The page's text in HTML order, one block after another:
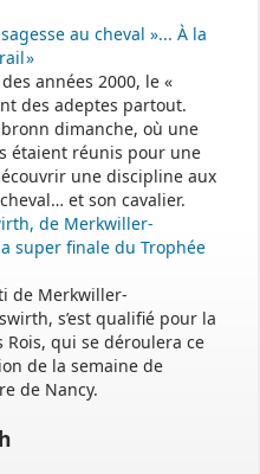
au cheval »... À la
»
années 2000, le «
des adeptes partout.
dimanche, où une
étaient réunis pour une
une discipline aux
et son cavalier.
de Merkwiller-
super finale du Trophée
de Merkwiller-
s’est qualifié pour la
qui se déroulera ce
de la semaine de
de Nancy.